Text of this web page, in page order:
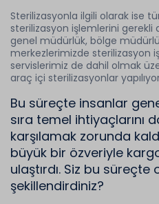
Sterilizasyonla ilgili olarak ise
sterilizasyon işlemlerini gerekli
genel müdürlük, bölge
merkezlerimizde sterilizasyon
servislerimiz de dahil olmak
araç içi sterilizasyonlar
Bu süreçte insanlar
sıra temel ihtiyaçlarını
karşılamak zorunda
büyük bir özveriyle
ulaştırdı. Siz bu süreçte
şekillendirdiniz?